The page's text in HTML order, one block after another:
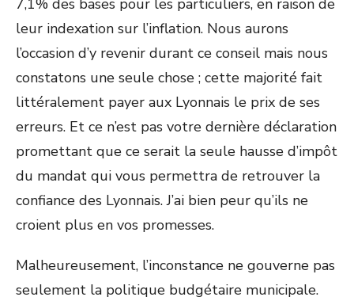
7,1% des bases pour les particuliers, en raison de
leur indexation sur l’inflation. Nous aurons
l’occasion d’y revenir durant ce conseil mais nous
constatons une seule chose ; cette majorité fait
littéralement payer aux Lyonnais le prix de ses
erreurs. Et ce n’est pas votre dernière déclaration
promettant que ce serait la seule hausse d’impôt
du mandat qui vous permettra de retrouver la
confiance des Lyonnais. J’ai bien peur qu’ils ne
croient plus en vos promesses.
Malheureusement, l’inconstance ne gouverne pas
seulement la politique budgétaire municipale.